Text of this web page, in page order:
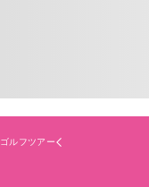
ルフツアー